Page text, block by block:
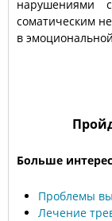
соматическим
в
Больше
Проблемы
Лечение